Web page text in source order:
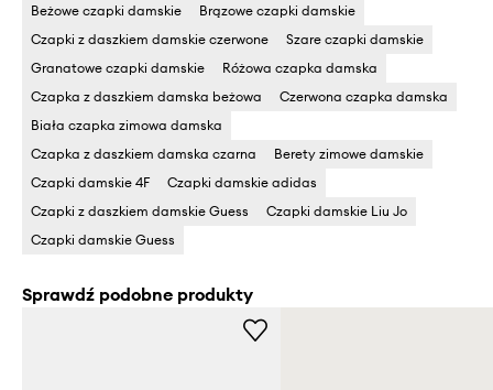
Beżowe czapki damskie
Brązowe czapki damskie
Czapki z daszkiem damskie czerwone
Szare czapki damskie
Granatowe czapki damskie
Różowa czapka damska
Czapka z daszkiem damska beżowa
Czerwona czapka damska
Biała czapka zimowa damska
Czapka z daszkiem damska czarna
Berety zimowe damskie
Czapki damskie 4F
Czapki damskie adidas
Czapki z daszkiem damskie Guess
Czapki damskie Liu Jo
Czapki damskie Guess
Sprawdź podobne produkty